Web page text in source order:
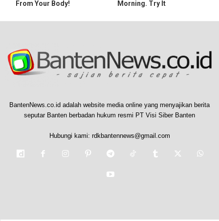
From Your Body!
Morning. Try It
BantenNews.co.id adalah website media online yang menyajikan berita
seputar Banten berbadan hukum resmi PT Visi Siber Banten
Hubungi kami: rdkbantennews@gmail.com